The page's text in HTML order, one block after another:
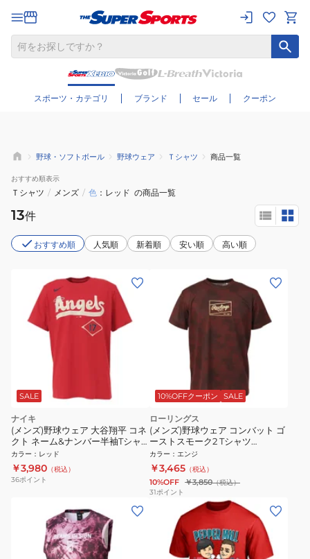
スポーツ・カテゴリ ブランド セール クーポン
さらに絞り込む
野球・ソフトボール 野球ウェア Ｔシャツ 商品一覧
おすすめ順表示
Ｔシャツ / メンズ / 色 レッド の商品一覧
13件
おすすめ順 人気順 新着順 安い順 高い順
SALE
ナイキ
(メンズ)野球ウェア 大谷翔平 コネ
クト ネーム&ナンバー半袖Tシャ
ツ ML0123FW0001
カラー ： レッド
￥3,980 （税込）
36ポイント
10%OFFクーポン SALE
ローリングス
(メンズ)野球ウェア コンバット ゴ
ーストスモーク2 Tシャツ
AST15S02-MA
カラー ： エンジ
￥3,465 （税込）
10%OFF ￥3,850（税込）
31ポイント